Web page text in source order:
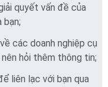
quyết vấn đề của
bạn;
các doanh nghiệp cụ
hỏi thêm thông tin;
liên lạc với bạn qua